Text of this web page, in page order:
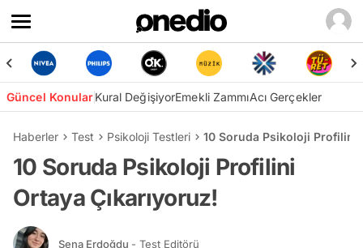
Güncel KonularKural DeğişiyorEmekli ZammıAcı Gerçekler
Haberler Test Psikoloji Testleri 10 Soruda Psikoloji Profilini
10 Soruda Psikoloji Profilini
Ortaya Çıkarıyoruz!
Sena Erdoğdu - Test Editörü